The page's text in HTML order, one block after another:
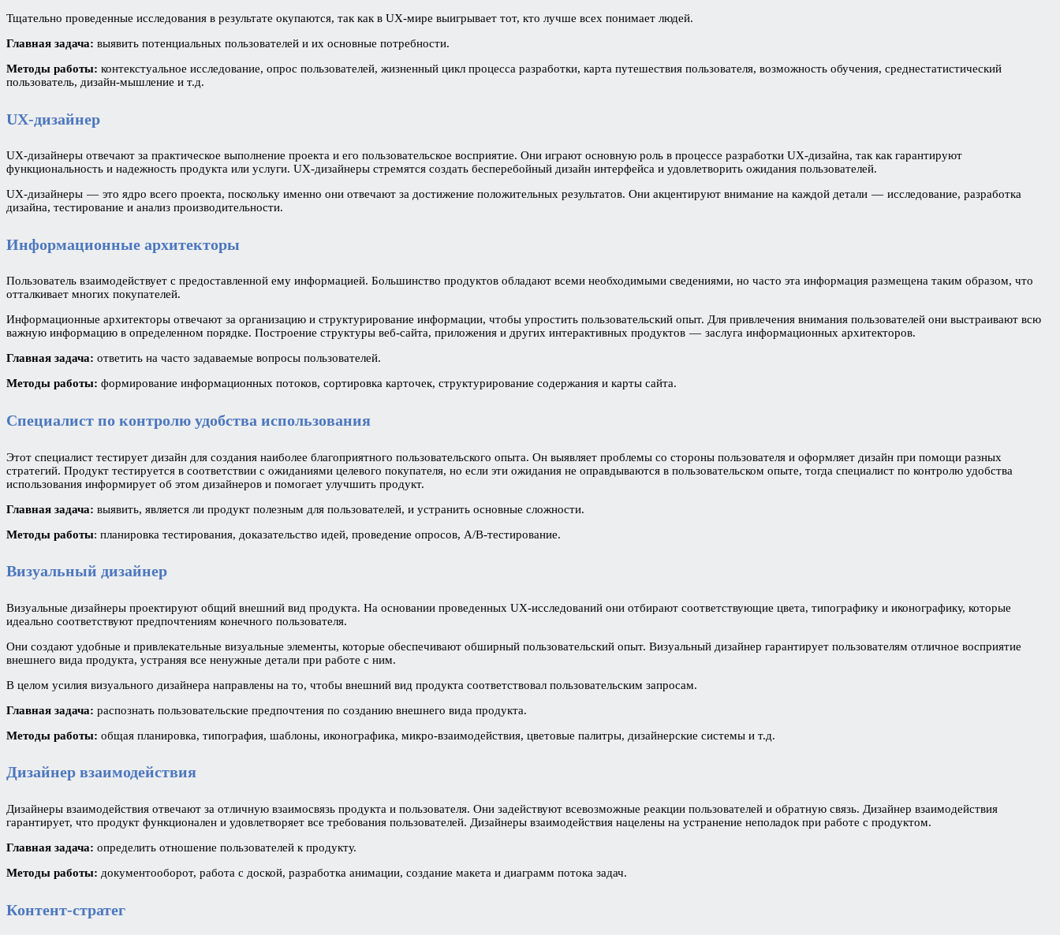
Тщательно проведенные исследования в результате окупаются, так как в UX-мире выигрывает тот, кто лучше всех понимает людей.
Главная задача: выявить потенциальных пользователей и их основные потребности.
Методы работы: контекстуальное исследование, опрос пользователей, жизненный цикл процесса разработки, карта путешествия пользователя, возможность обучения, среднестатистический
пользователь, дизайн-мышление и т.д.
UX-дизайнер
UX-дизайнеры отвечают за практическое выполнение проекта и его пользовательское восприятие. Они играют основную роль в процессе разработки UX-дизайна, так как гарантируют
функциональность и надежность продукта или услуги. UX-дизайнеры стремятся создать бесперебойный дизайн интерфейса и удовлетворить ожидания пользователей.
UX-дизайнеры — это ядро всего проекта, поскольку именно они отвечают за достижение положительных результатов. Они акцентируют внимание на каждой детали — исследование, разработка
дизайна, тестирование и анализ производительности.
Информационные архитекторы
Пользователь взаимодействует с предоставленной ему информацией. Большинство продуктов обладают всеми необходимыми сведениями, но часто эта информация размещена таким образом, что
отталкивает многих покупателей.
Информационные архитекторы отвечают за организацию и структурирование информации, чтобы упростить пользовательский опыт. Для привлечения внимания пользователей они выстраивают всю
важную информацию в определенном порядке. Построение структуры веб-сайта, приложения и других интерактивных продуктов — заслуга информационных архитекторов.
Главная задача: ответить на часто задаваемые вопросы пользователей.
Методы работы: формирование информационных потоков, сортировка карточек, структурирование содержания и карты сайта.
Специалист по контролю удобства использования
Этот специалист тестирует дизайн для создания наиболее благоприятного пользовательского опыта. Он выявляет проблемы со стороны пользователя и оформляет дизайн при помощи разных
стратегий. Продукт тестируется в соответствии с ожиданиями целевого покупателя, но если эти ожидания не оправдываются в пользовательском опыте, тогда специалист по контролю удобства
использования информирует об этом дизайнеров и помогает улучшить продукт.
Главная задача: выявить, является ли продукт полезным для пользователей, и устранить основные сложности.
Методы работы: планировка тестирования, доказательство идей, проведение опросов, А/В-тестирование.
Визуальный дизайнер
Визуальные дизайнеры проектируют общий внешний вид продукта. На основании проведенных UX-исследований они отбирают соответствующие цвета, типографику и иконографику, которые
идеально соответствуют предпочтениям конечного пользователя.
Они создают удобные и привлекательные визуальные элементы, которые обеспечивают обширный пользовательский опыт. Визуальный дизайнер гарантирует пользователям отличное восприятие
внешнего вида продукта, устраняя все ненужные детали при работе с ним.
В целом усилия визуального дизайнера направлены на то, чтобы внешний вид продукта соответствовал пользовательским запросам.
Главная задача: распознать пользовательские предпочтения по созданию внешнего вида продукта.
Методы работы: общая планировка, типография, шаблоны, иконографика, микро-взаимодействия, цветовые палитры, дизайнерские системы и т.д.
Дизайнер взаимодействия
Дизайнеры взаимодействия отвечают за отличную взаимосвязь продукта и пользователя. Они задействуют всевозможные реакции пользователей и обратную связь. Дизайнер взаимодействия
гарантирует, что продукт функционален и удовлетворяет все требования пользователей. Дизайнеры взаимодействия нацелены на устранение неполадок при работе с продуктом.
Главная задача: определить отношение пользователей к продукту.
Методы работы: документооборот, работа с доской, разработка анимации, создание макета и диаграмм потока задач.
Контент-стратег